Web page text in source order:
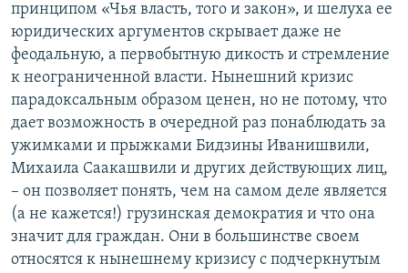
принципом «Чья власть, того и закон», и шелуха ее
юридических аргументов скрывает даже не
феодальную, а первобытную дикость и стремление
к неограниченной власти. Нынешний кризис
парадоксальным образом ценен, но не потому, что
дает возможность в очередной раз понаблюдать за
ужимками и прыжками Бидзины Иванишвили,
Михаила Саакашвили и других действующих лиц,
– он позволяет понять, чем на самом деле является
(а не кажется!) грузинская демократия и что она
значит для граждан. Они в большинстве своем
относятся к нынешнему кризису с подчеркнутым